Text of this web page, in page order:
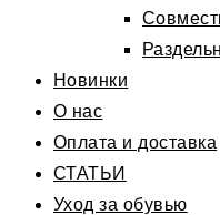
Новинки
О нас
Оплата и доставка
СТАТЬИ
Уход за обувью